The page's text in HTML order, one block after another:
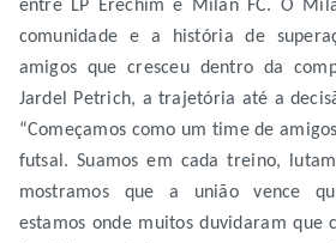
entre LP Erechim e Milan FC. O
comunidade e a história de
amigos que cresceu dentro da
Jardel Petrich, a trajetória até a
“Começamos como um time de
futsal. Suamos em cada treino,
mostramos que a união vence
estamos onde muitos duvidaram que